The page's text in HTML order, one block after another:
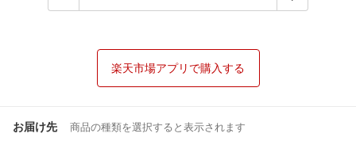
楽天市場アプリで購入する
お届け先 商品の種類を選択すると表示されます